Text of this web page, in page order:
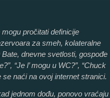
pročitati definicije
za smeh, kolateralne
dnevne svetlosti, gospođe
“Je l’ mogu u WC?”, “Chuck
naći na ovoj internet stranici.
jednom dođu, ponovo vraćaju